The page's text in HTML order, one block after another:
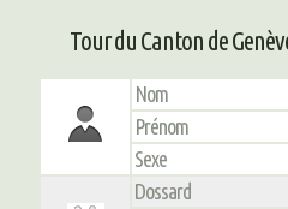
Tour du Canton de
Nom
Prénom
Sexe
Dossard